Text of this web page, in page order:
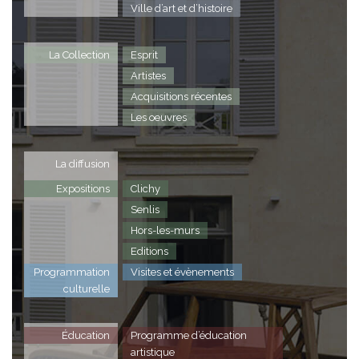
Ville d’art et d’histoire
La Collection
Esprit
Artistes
Acquisitions récentes
Les oeuvres
La diffusion
Expositions
Clichy
Senlis
Hors-les-murs
Editions
Programmation
culturelle
Visites et évènements
Éducation
Programme d’éducation
artistique